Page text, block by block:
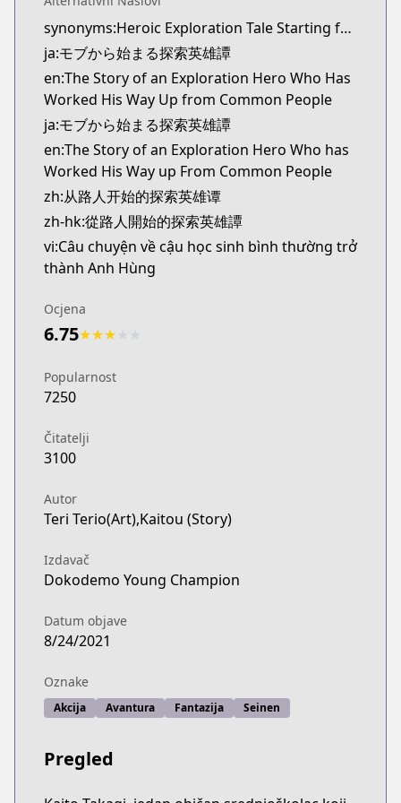
Kitsu
https://kitsu.app/manga/69397
MangaUpdates
MangaUpdates
https://www.mangaupdates.com/
novelUpdates
novelUpdates
https://www.novelupdates.com/series/heroic-
Book☆Walker
Book☆Walker
https://bookwalker.jp/series/336783/list
synonyms:Heroic Exploration Tale Starting from Mob
ja:モブから始まる探索英雄譚
en:The Story of an Exploration Hero Who Has
Worked His Way Up from Common People
ja:モブから始まる探索英雄譚
en:The Story of an Exploration Hero Who has
Worked His Way up From Common People
zh:从路人开始的探索英雄谭
zh-hk:從路人開始的探索英雄譚
vi:Câu chuyện về cậu học sinh bình thường trở
thành Anh Hùng
Ocjena
6.75★★★
Popularnost
7250
Čitatelji
3100
Autor
Teri Terio(Art),Kaitou (Story)
Izdavač
Dokodemo Young Champion
Datum objave
8/24/2021
Oznake
Akcija Avantura Fantazija Seinen
Pregled